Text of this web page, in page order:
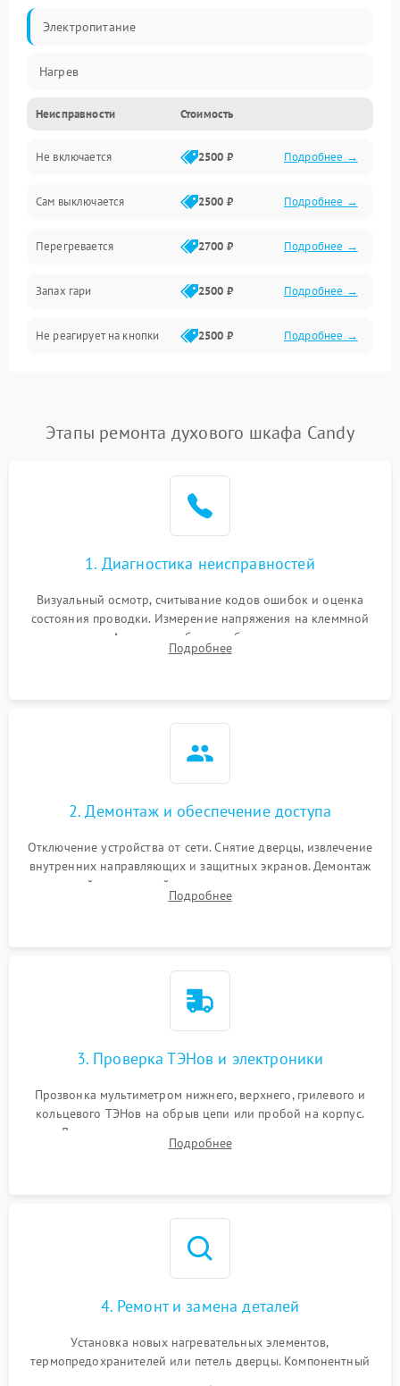
Электропитание
Нагрев
Неисправности Стоимость
Не включается 2500 ₽ Подробнее →
Сам выключается 2500 ₽ Подробнее →
Перегревается 2700 ₽ Подробнее →
Запах гари 2500 ₽ Подробнее →
Не реагирует на кнопки 2500 ₽ Подробнее →
Этапы ремонта духового шкафа Candy
1. Диагностика неисправностей
Визуальный осмотр, считывание кодов ошибок и оценка
состояния проводки. Измерение напряжения на клеммной
колодке. Анализ жалоб на проблемы с нагревом,
конвекцией, панелью управления или блокировкой дверцы.
Подробнее
2. Демонтаж и обеспечение доступа
Отключение устройства от сети. Снятие дверцы, извлечение
внутренних направляющих и защитных экранов. Демонтаж
задней или верхней панели для прямого доступа к
нагревательным элементам, плате и вентиляторам.
Подробнее
3. Проверка ТЭНов и электроники
Прозвонка мультиметром нижнего, верхнего, грилевого и
кольцевого ТЭНов на обрыв цепи или пробой на корпус.
Диагностика термостата, датчиков температуры,
переключателя режимов и мотора конвекции.
Подробнее
4. Ремонт и замена деталей
Установка новых нагревательных элементов,
термопредохранителей или петель дверцы. Компонентный